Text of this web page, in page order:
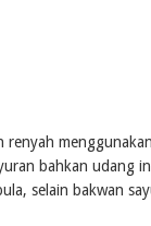
bahkan udang
selain bakwan